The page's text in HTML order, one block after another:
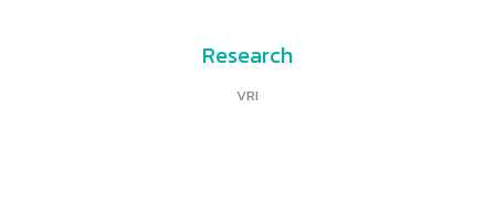
Research
VRI